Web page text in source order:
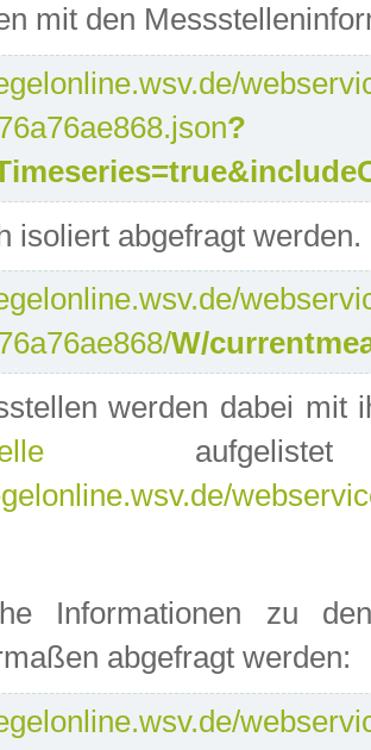
mit den
?
isoliert abgefragt werden.
W/
werden dabei mit
Informationen zu
abgefragt werden: